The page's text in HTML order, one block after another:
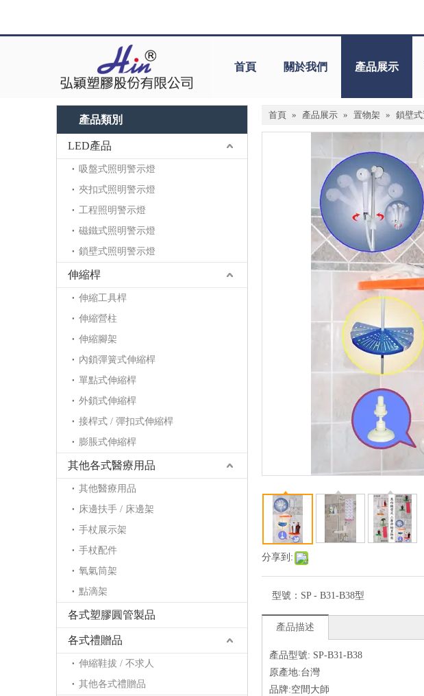
首頁 關於我們 產品展示
產品類別
LED產品
吸盤式照明警示燈
夾扣式照明警示燈
工程照明警示燈
磁鐵式照明警示燈
鎖壁式照明警示燈
伸縮桿
伸縮工具桿
伸縮營柱
伸縮腳架
內鎖彈簧式伸縮桿
單點式伸縮桿
外鎖式伸縮桿
接桿式 / 彈扣式伸縮桿
膨脹式伸縮桿
其他各式醫療用品
其他醫療用品
床邊扶手 / 床邊架
手杖展示架
手杖配件
氧氣筒架
點滴架
各式塑膠圓管製品
各式禮贈品
伸縮鞋拔 / 不求人
其他各式禮贈品
首頁 » 產品展示 » 置物架 » 鎖壁
分享到:
型號： SP - B31-B38型
產品描述
產品型號: SP-B31-B38
原產地:台灣
品牌:空間大師